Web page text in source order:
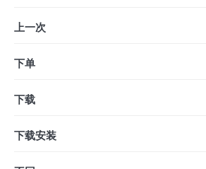
上一次
下单
下载
下载安装